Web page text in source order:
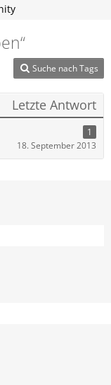
Suche nach Tags
Letzte Antwort
1
18. September 2013